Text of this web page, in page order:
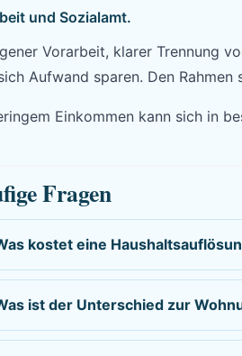
und Sozialamt.
Vorarbeit, klarer Trennung
Aufwand sparen. Den
Einkommen kann sich in
Fragen
kostet eine
ist der Unterschied zur